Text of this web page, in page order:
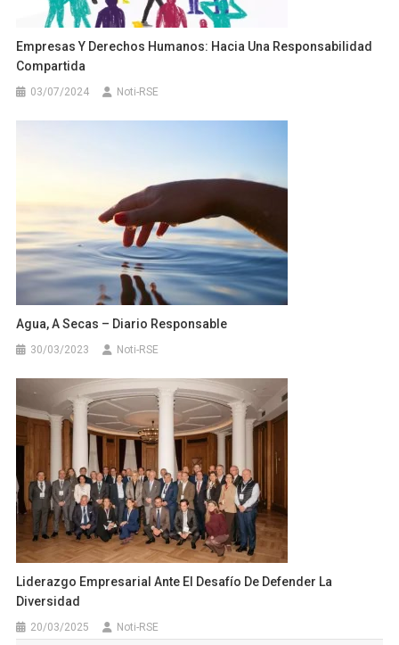
Empresas Y Derechos Humanos: Hacia Una Responsabilidad
Compartida
03/07/2024 Noti-RSE
Agua, A Secas – Diario Responsable
30/03/2023 Noti-RSE
Liderazgo Empresarial Ante El Desafío De Defender La
Diversidad
20/03/2025 Noti-RSE